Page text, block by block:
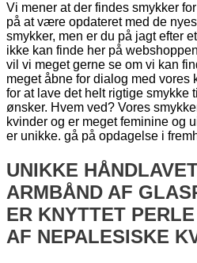
Vi mener at der findes smykker
på at være opdateret med de
smykker, men er du på jagt efter
ikke kan finde her på
vil vi meget gerne se om vi kan
meget åbne for dialog med vores
for at lave det helt rigtige smykke
ønsker. Hvem ved? Vores
kvinder og er meget feminine og
er unikke. gå på opdagelse i
UNIKKE
ARMBÅND AF
ER KNYTTET
AF NEPALESISKE